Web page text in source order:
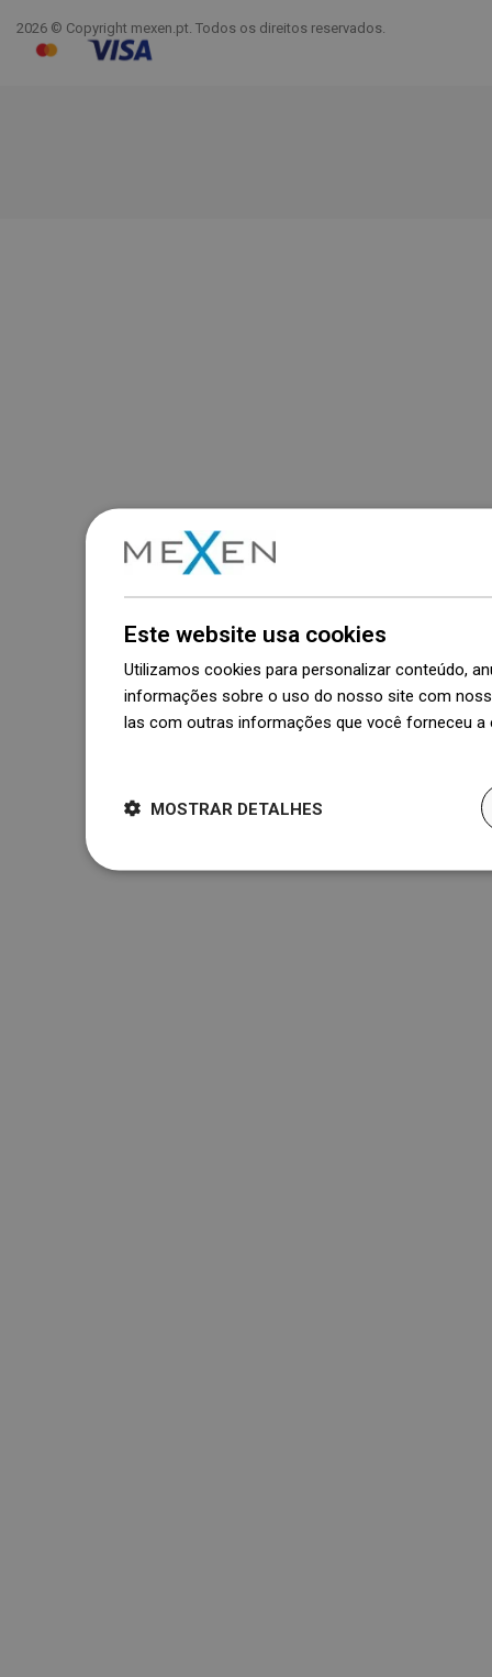
2026 © Copyright mexen.pt. Todos os direitos reservados.
Este website usa cookies
Utilizamos cookies para personalizar conteúdo,
informações sobre o uso do nosso site com
las com outras informações que você forneceu
MOSTRAR DETALHES